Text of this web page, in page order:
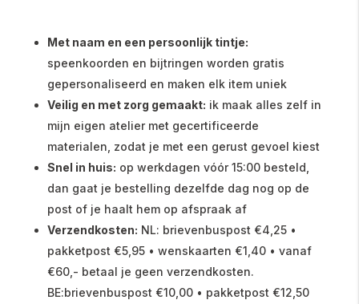
Met naam en een persoonlijk tintje:
speenkoorden en bijtringen worden gratis
gepersonaliseerd en maken elk item uniek
Veilig en met zorg gemaakt: ik maak alles zelf in
mijn eigen atelier met gecertificeerde
materialen, zodat je met een gerust gevoel kiest
Snel in huis: op werkdagen vóór 15:00 besteld,
dan gaat je bestelling dezelfde dag nog op de
post of je haalt hem op afspraak af
Verzendkosten: NL: brievenbuspost €4,25 •
pakketpost €5,95 • wenskaarten €1,40 • vanaf
€60,- betaal je geen verzendkosten.
BE:brievenbuspost €10,00 • pakketpost €12,50